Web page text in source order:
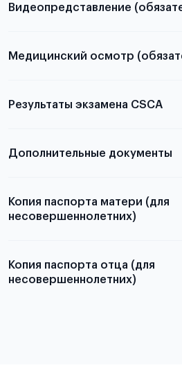
Видеопредставление
видеопредставление
Медицинский осмотр
Для примеров
Результаты экзамена CSCA
Дополнительные документы
Копия паспорта матери (для
несовершеннолетних)
Копия паспорта отца (для
несовершеннолетних)